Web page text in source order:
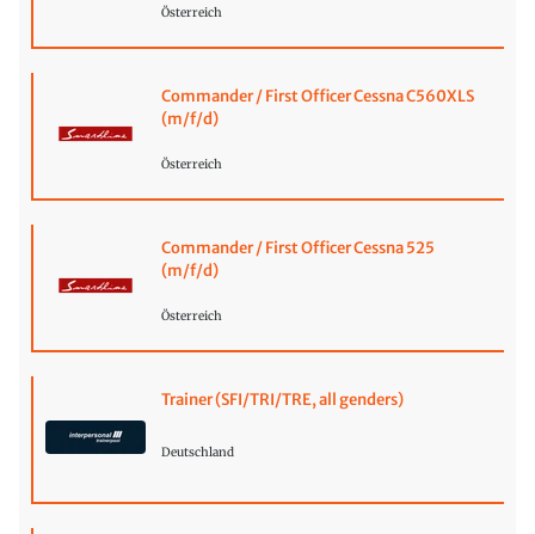
Österreich
Commander / First Officer Cessna C560XLS
(m/f/d)
Österreich
Commander / First Officer Cessna 525
(m/f/d)
Österreich
Trainer (SFI/TRI/TRE, all genders)
Deutschland